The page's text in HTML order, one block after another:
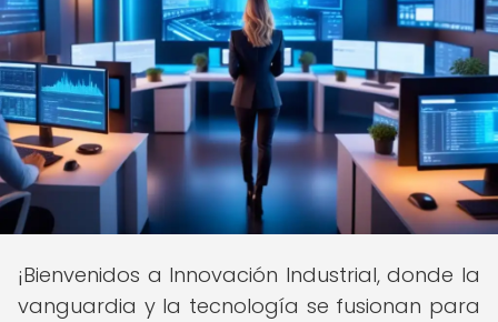
¡Bienvenidos a Innovación Industrial, donde la
vanguardia y la tecnología se fusionan para